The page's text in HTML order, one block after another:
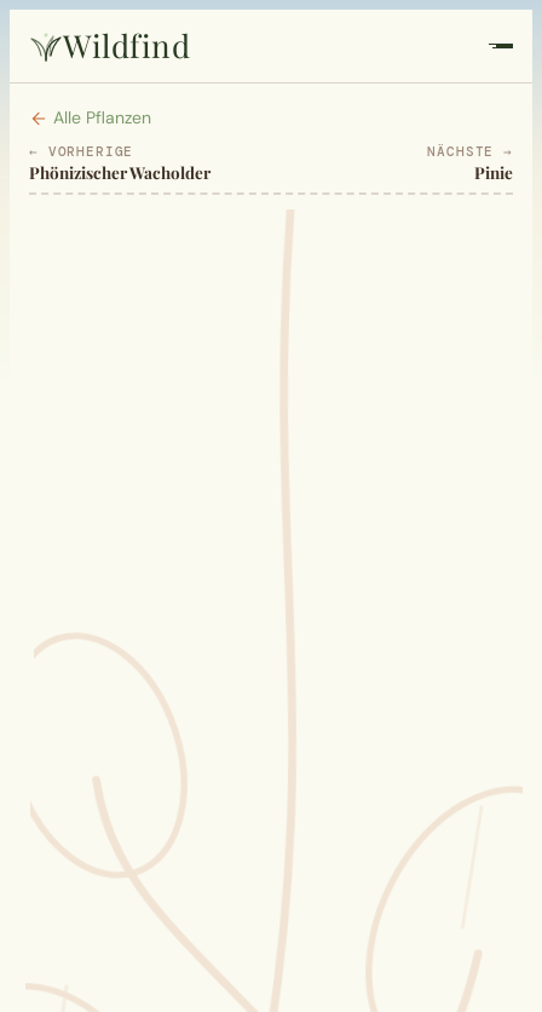
Wildfind
Startseite
Pflanzen
Sammelkalender
Blüten-Finder
Phänologie-Radar
Vogelstimmen
Gartenplaner
Alle Pflanzen
← VORHERIGE
Phönizischer Wacholder
NÄCHSTE →
Pinie